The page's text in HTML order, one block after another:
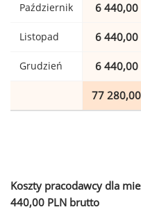
Październik 6 440,00
Listopad 6 440,00
Grudzień 6 440,00
77 280,00
Koszty pracodawcy dla
440,00 PLN brutto